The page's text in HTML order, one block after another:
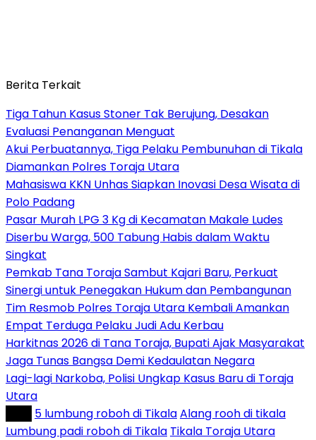
Berita Terkait
Tiga Tahun Kasus Stoner Tak Berujung, Desakan
Evaluasi Penanganan Menguat
Akui Perbuatannya, Tiga Pelaku Pembunuhan di Tikala
Diamankan Polres Toraja Utara
Mahasiswa KKN Unhas Siapkan Inovasi Desa Wisata di
Polo Padang
Pasar Murah LPG 3 Kg di Kecamatan Makale Ludes
Diserbu Warga, 500 Tabung Habis dalam Waktu
Singkat
Pemkab Tana Toraja Sambut Kajari Baru, Perkuat
Sinergi untuk Penegakan Hukum dan Pembangunan
Tim Resmob Polres Toraja Utara Kembali Amankan
Empat Terduga Pelaku Judi Adu Kerbau
Harkitnas 2026 di Tana Toraja, Bupati Ajak Masyarakat
Jaga Tunas Bangsa Demi Kedaulatan Negara
Lagi-lagi Narkoba, Polisi Ungkap Kasus Baru di Toraja
Utara
5 lumbung roboh di TikalaAlang rooh di tikala
Lumbung padi roboh di Tikala Tikala Toraja Utara